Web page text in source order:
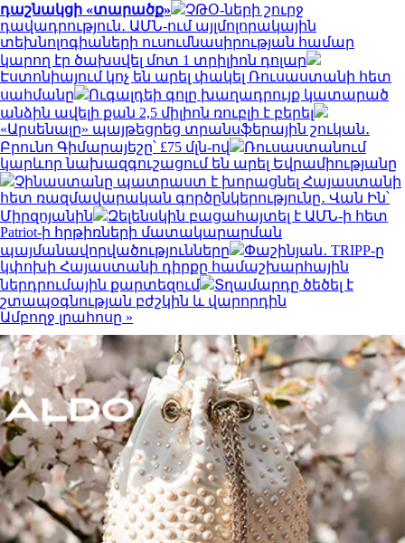
դաշնակցի «տարածք»
ՉԹՕ-ների շուրջ
դավադրություն․ ԱՄՆ-ում այլմոլորակային
տեխնոլոգիաների ուսումնասիրության համար
կարող էր ծախսվել մոտ 1 տրիլիոն դոլար
Էստոնիայում կոչ են արել փակել Ռուսաստանի հետ
սահմանը
Ուգալդեի գոլը խաղադրույք կատարած
անձին ավելի քան 2,5 միլիոն ռուբլի է բերել
«Արսենալը» պայթեցրեց տրանսֆերային շուկան․
Բրունո Գիմարայեշը՝ £75 մլն-ով
Ռուսաստանում
կարևոր նախազգուշացում են արել Եվրամիությանը
Չինաստանը պատրաստ է խորացնել Հայաստանի
հետ ռազմավարական գործընկերությունը․ Վան Ին՝
Միրզոյանին
Զելենսկին բացահայտել է ԱՄՆ-ի հետ
Patriot-ի հրթիռների մատակարարման
պայմանավորվածությունները
Փաշինյան․ TRIPP-ը
կփոխի Հայաստանի դիրքը համաշխարհային
ներդրումային քարտեզում
Տղամարդը ծեծել է
շտապօգնության բժշկին և վարորդին
Ամբողջ լրահոսը »